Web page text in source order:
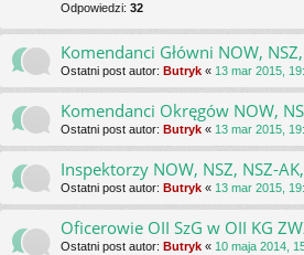
Odpowiedzi: 32
Komendanci Główni NOW,
Ostatni post autor: Butryk « 13 mar 2015,
Komendanci Okręgów NOW,
Ostatni post autor: Butryk « 13 mar 2015,
Inspektorzy NOW, NSZ, NSZ-AK,
Ostatni post autor: Butryk « 13 mar 2015,
Oficerowie OII SzG w OII KG
Ostatni post autor: Butryk « 10 maja 2014,